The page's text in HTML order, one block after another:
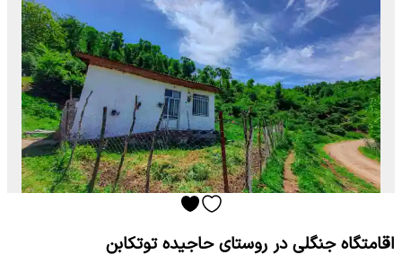
اقامتگاه جنگلی در روستای حاجیده توتکابن